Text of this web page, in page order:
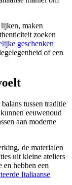
maken
zoeken
geschenken
of een
tussen traditie
eeuwenoud
aan moderne
de materialen
uit kleine ateliers
hebben een
Italiaanse